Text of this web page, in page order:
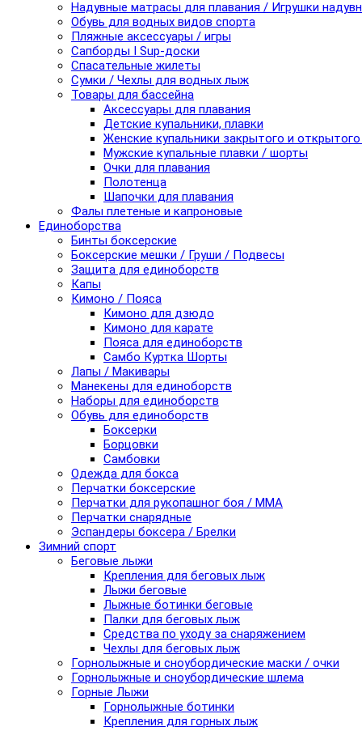
Надувные матрасы для плавания / Игрушки
Обувь для водных видов спорта
Пляжные аксессуары / игры
Сапборды I Sup-доски
Спасательные жилеты
Сумки / Чехлы для водных лыж
Товары для бассейна
Аксессуары для плавания
Детские купальники, плавки
Женские купальники закрытого и
Мужские купальные плавки / шорты
Очки для плавания
Полотенца
Шапочки для плавания
Фалы плетеные и капроновые
Единоборства
Бинты боксерские
Боксерские мешки / Груши / Подвесы
Защита для единоборств
Капы
Кимоно / Пояса
Кимоно для дзюдо
Кимоно для карате
Пояса для единоборств
Самбо Куртка Шорты
Лапы / Макивары
Манекены для единоборств
Наборы для единоборств
Обувь для единоборств
Боксерки
Борцовки
Самбовки
Одежда для бокса
Перчатки боксерские
Перчатки для рукопашног боя / ММА
Перчатки снарядные
Эспандеры боксера / Брелки
Зимний спорт
Беговые лыжи
Крепления для беговых лыж
Лыжи беговые
Лыжные ботинки беговые
Палки для беговых лыж
Средства по уходу за снаряжением
Чехлы для беговых лыж
Горнолыжные и сноубордические маски / очки
Горнолыжные и сноубордические шлема
Горные Лыжи
Горнолыжные ботинки
Крепления для горных лыж